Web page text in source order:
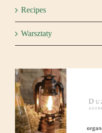
Recipes
Warsztaty